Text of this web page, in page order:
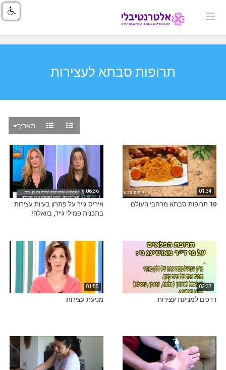
תרופות סבתא לעצירות
תאריך
01:34
10 תרופות סבתא מרחבי העולם
06:36
איריס גייר על פתרון בעיות עצירות
בתכנית פמילי גייד, בוואלה!
02:37
דרכים למניעת עצירות
01:55
מניעת עצירות